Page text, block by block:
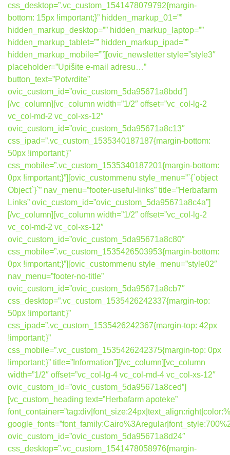
css_desktop=”.vc_custom_1541478079792{margin-
bottom: 15px !important;}” hidden_markup_01=””
hidden_markup_desktop=”” hidden_markup_laptop=””
hidden_markup_tablet=”” hidden_markup_ipad=””
hidden_markup_mobile=””][ovic_newsletter style=”style3″
placeholder=”Upišite e-mail adresu…”
button_text=”Potvrdite”
ovic_custom_id=”ovic_custom_5da95671a8bdd”]
[/vc_column][vc_column width=”1/2″ offset=”vc_col-lg-2
vc_col-md-2 vc_col-xs-12″
ovic_custom_id=”ovic_custom_5da95671a8c13″
css_ipad=”.vc_custom_1535340187187{margin-bottom:
50px !important;}”
css_mobile=”.vc_custom_1535340187201{margin-bottom:
0px !important;}”][ovic_custommenu style_menu=”`{`object
Object`}`” nav_menu=”footer-useful-links” title=”Herbafarm
Links” ovic_custom_id=”ovic_custom_5da95671a8c4a”]
[/vc_column][vc_column width=”1/2″ offset=”vc_col-lg-2
vc_col-md-2 vc_col-xs-12″
ovic_custom_id=”ovic_custom_5da95671a8c80″
css_mobile=”.vc_custom_1535426503953{margin-bottom:
0px !important;}”][ovic_custommenu style_menu=”style02″
nav_menu=”footer-no-title”
ovic_custom_id=”ovic_custom_5da95671a8cb7″
css_desktop=”.vc_custom_1535426242337{margin-top:
50px !important;}”
css_ipad=”.vc_custom_1535426242367{margin-top: 42px
!important;}”
css_mobile=”.vc_custom_1535426242375{margin-top: 0px
!important;}” title=”Information”][/vc_column][vc_column
width=”1/2″ offset=”vc_col-lg-4 vc_col-md-4 vc_col-xs-12″
ovic_custom_id=”ovic_custom_5da95671a8ced”]
[vc_custom_heading text=”Herbafarm apoteke”
ovic_custom_id=”ovic_custom_5da95671a8d24″
css_desktop=”.vc_custom_1541478058976{margin-